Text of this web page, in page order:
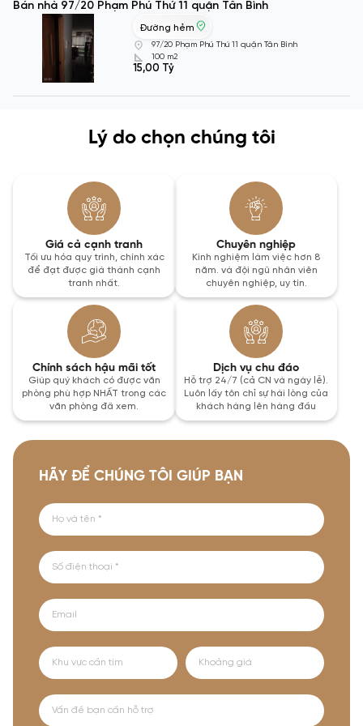
Bán nhà 97/20 Phạm Phú Thứ 11 quận Tân Bình
Đường hẻm
97/20 Phạm Phú Thứ 11 quận Tân Bình
100 m2
15,00 Tỷ
Lý do chọn chúng tôi
Giá cả cạnh tranh
Tối ưu hóa quy trình, chính xác
để đạt được giá thành cạnh
tranh nhất.
Chuyên nghiệp
Kinh nghiệm làm việc hơn 8
năm. và đội ngũ nhân viên
chuyên nghiệp, uy tín.
Chính sách hậu mãi tốt
Giúp quý khách có được văn
phòng phù hợp NHẤT trong các
văn phòng đã xem.
Dịch vụ chu đáo
Hỗ trợ 24/7 (cả CN và ngày lễ).
Luôn lấy tôn chỉ sự hài lòng của
khách hàng lên hàng đầu
HÃY ĐỂ CHÚNG TÔI GIÚP BẠN